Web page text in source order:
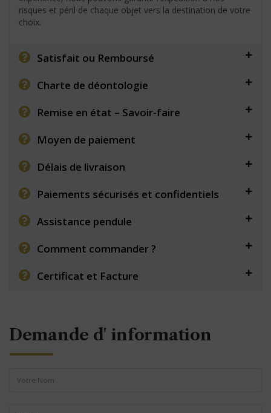
risques et péril de chaque objet vers la destination de votre
choix.
Satisfait ou Remboursé
Charte de déontologie
Remise en état – Savoir-faire
Moyen de paiement
Délais de livraison
Paiements sécurisés et confidentiels
Assistance pendule
Comment commander ?
Certificat et Facture
Demande d' information